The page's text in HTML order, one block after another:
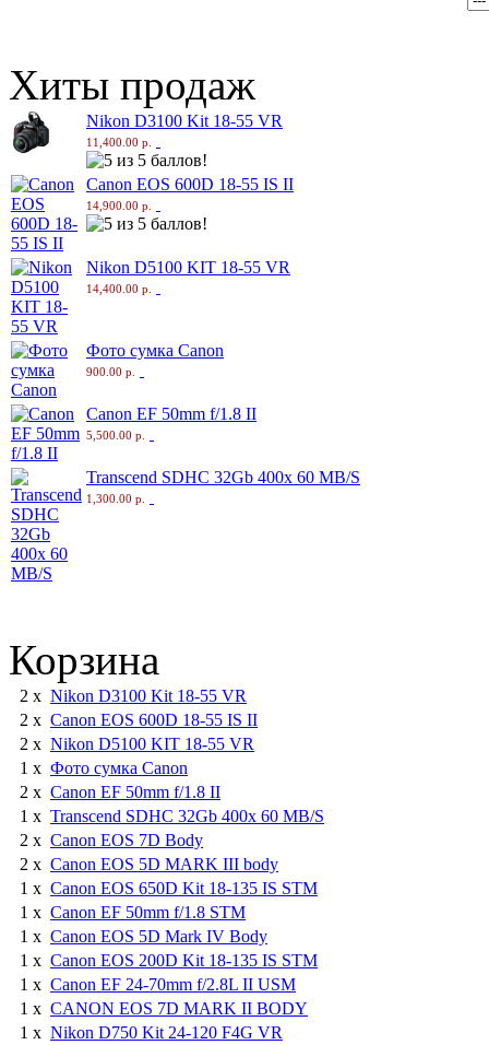
Хиты продаж
Nikon D3100 Kit 18-55 VR
11,400.00 р.
Canon EOS 600D 18-55 IS II
14,900.00 р.
Nikon D5100 KIT 18-55 VR
14,400.00 р.
Фото сумка Canon
900.00 р.
Canon EF 50mm f/1.8 II
5,500.00 р.
Transcend SDHC 32Gb 400x 60 MB/S
1,300.00 р.
Корзина
2 x Nikon D3100 Kit 18-55 VR
2 x Canon EOS 600D 18-55 IS II
2 x Nikon D5100 KIT 18-55 VR
1 x Фото сумка Canon
2 x Canon EF 50mm f/1.8 II
1 x Transcend SDHC 32Gb 400x 60 MB/S
2 x Canon EOS 7D Body
2 x Canon EOS 5D MARK III body
1 x Canon EOS 650D Kit 18-135 IS STM
1 x Canon EF 50mm f/1.8 STM
1 x Canon EOS 5D Mark IV Body
1 x Canon EOS 200D Kit 18-135 IS STM
1 x Canon EF 24-70mm f/2.8L II USM
1 x CANON EOS 7D MARK II BODY
1 x Nikon D750 Kit 24-120 F4G VR